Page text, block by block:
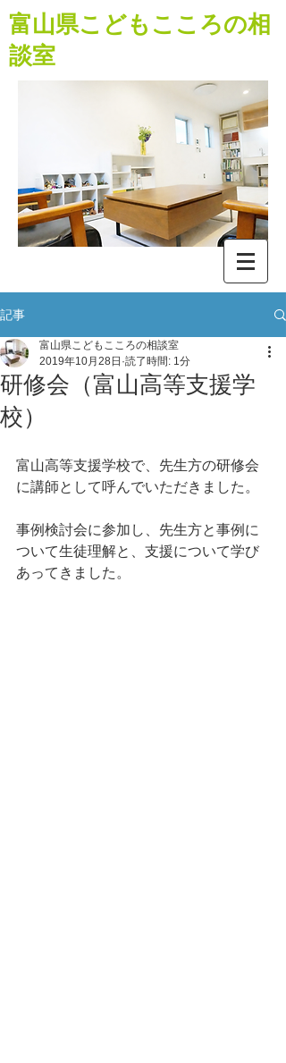
​富山県こどもこころの相
談室
記事
研修会（富山高等支援学
校）
富山県こどもこころの相談室
2019年10月28日 読了時間: 1分
富山高等支援学校で、先生方の研修会
に講師として呼んでいただきました。
事例検討会に参加し、先生方と事例に
ついて生徒理解と、支援について学び
あってきました。